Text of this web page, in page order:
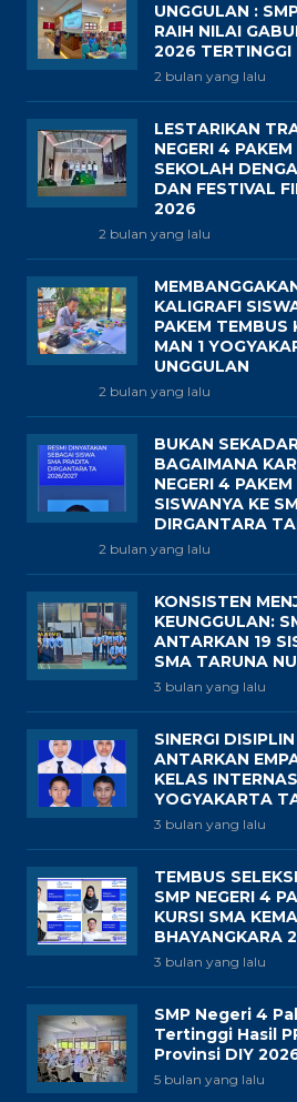
UNGGULAN :
RAIH NILAI
2026 TERTINGGI
2 bulan yang lalu
LESTARIKAN
NEGERI 4
SEKOLAH
DAN FESTIVAL
2026
2 bulan yang lalu
KALIGRAFI
PAKEM TEMBUS
MAN 1
UNGGULAN
2 bulan yang lalu
BUKAN
BAGAIMANA
NEGERI 4
SISWANYA KE
DIRGANTARA
2 bulan yang lalu
KONSISTEN
KEUNGGULAN:
ANTARKAN 19
SMA TARUNA
3 bulan yang lalu
SINERGI
ANTARKAN
KELAS
YOGYAKARTA
3 bulan yang lalu
TEMBUS
SMP NEGERI 4
KURSI SMA
BHAYANGKARA
3 bulan yang lalu
SMP Negeri 4
Tertinggi Hasil
Provinsi DIY
5 bulan yang lalu